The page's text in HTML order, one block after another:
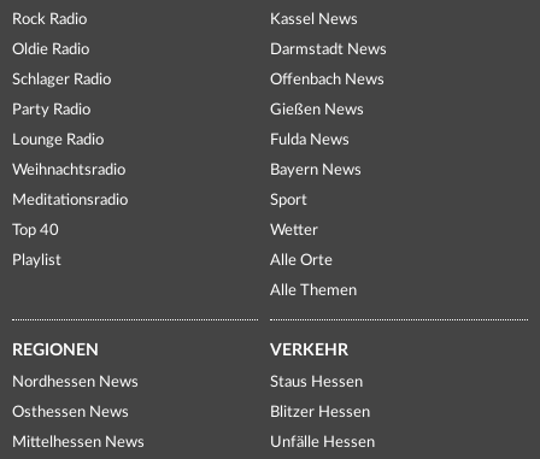
Rock Radio
Oldie Radio
Schlager Radio
Party Radio
Lounge Radio
Weihnachtsradio
Meditationsradio
Top 40
Playlist
Kassel News
Darmstadt News
Offenbach News
Gießen News
Fulda News
Bayern News
Sport
Wetter
Alle Orte
Alle Themen
REGIONEN
Nordhessen News
Osthessen News
Mittelhessen News
VERKEHR
Staus Hessen
Blitzer Hessen
Unfälle Hessen